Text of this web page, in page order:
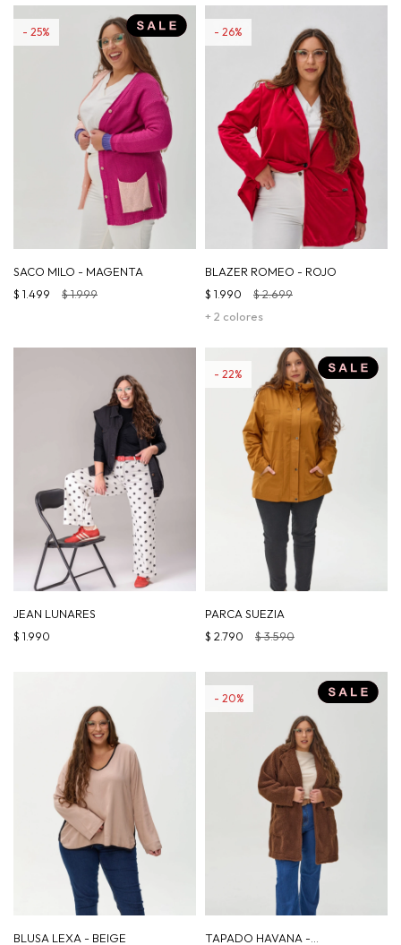
SACO MILO - MAGENTA
$ 1.499 $1.999
25
BLAZER ROMEO - ROJO
+ 2 colores
$ 1.990 $2.699
26
JEAN LUNARES
$ 1.990
PARCA SUEZIA
$ 2.790 $3.590
22
BLUSA LEXA - BEIGE
TAPADO HAVANA -
20